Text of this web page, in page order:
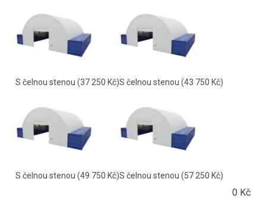
S čelnou stenou (37 250 Kč)S čelnou stenou (43 750 Kč)
S čelnou stenou (49 750 Kč)S čelnou stenou (57 250 Kč)
0 Kč